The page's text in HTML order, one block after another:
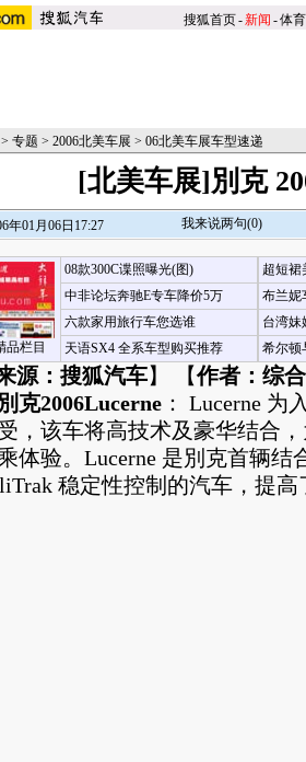
搜狐首页-新闻 -体育
> 专题 > 2006北美车展 > 06北美车展车型速递
[北美车展]別克
年01月06日17:27 我来说两句(0)
品栏目
08款300C谍照曝光(图)
中非论坛奔驰E专车降价5万
六款家用旅行车您选谁
天语SX4 全系车型购买推荐
超短裙
布兰妮
台湾妹
希尔顿
源：搜狐汽车】 【作者：综
別克2006Lucerne ： Lucerne
，该车将高技术及豪华结合
体验。Lucerne 是別克首辆结
稳定性控制的汽车，提